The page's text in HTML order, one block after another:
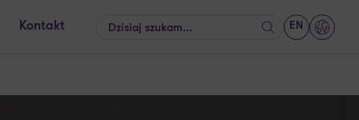
Kontakt Szukaj
EN